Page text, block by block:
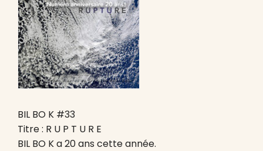
BIL BO K #33
Titre : R U P T U R E
BIL BO K a 20 ans cette année.